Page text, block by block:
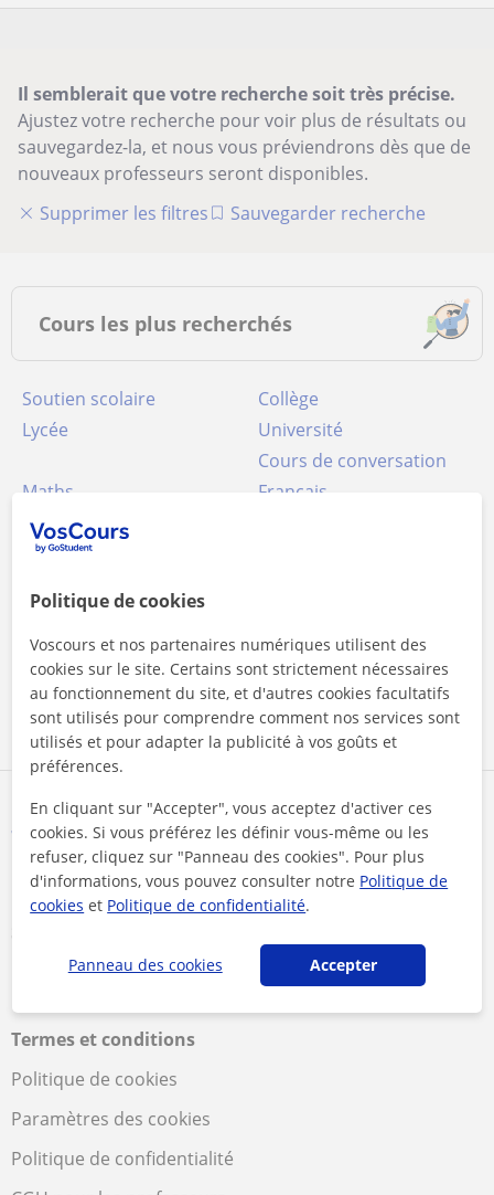
Il semblerait que votre recherche soit très précise.
Ajustez votre recherche pour voir plus de résultats ou
sauvegardez-la, et nous vous préviendrons dès que de
nouveaux professeurs seront disponibles.
Supprimer les filtres
Sauvegarder recherche
Cours les plus recherchés
Soutien scolaire
Collège
Lycée
Université
Cours de conversation
Maths
Français
Anglais
Physique
Cours particuliers FLE
Italien
Allemand
Brevet des collèges
Droit
Programmation
Bac
Termes et conditions
Politique de cookies
Paramètres des cookies
Politique de confidentialité
Politique de cookies
Voscours et nos partenaires numériques utilisent des
cookies sur le site. Certains sont strictement nécessaires
au fonctionnement du site, et d'autres cookies facultatifs
sont utilisés pour comprendre comment nos services sont
utilisés et pour adapter la publicité à vos goûts et
préférences.
En cliquant sur "Accepter", vous acceptez d'activer ces
cookies. Si vous préférez les définir vous-même ou les
refuser, cliquez sur "Panneau des cookies". Pour plus
d'informations, vous pouvez consulter notre Politique de
cookies et Politique de confidentialité.
Panneau des cookies Accepter